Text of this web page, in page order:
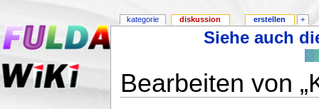
Siehe auch
Bearbeiten von
kategorie diskussion erstellen +